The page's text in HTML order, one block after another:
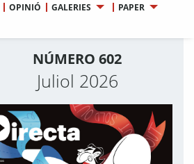
OPINIÓ GALERIES PAPER
NÚMERO 602
Juliol 2026